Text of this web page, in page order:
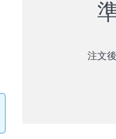
注文